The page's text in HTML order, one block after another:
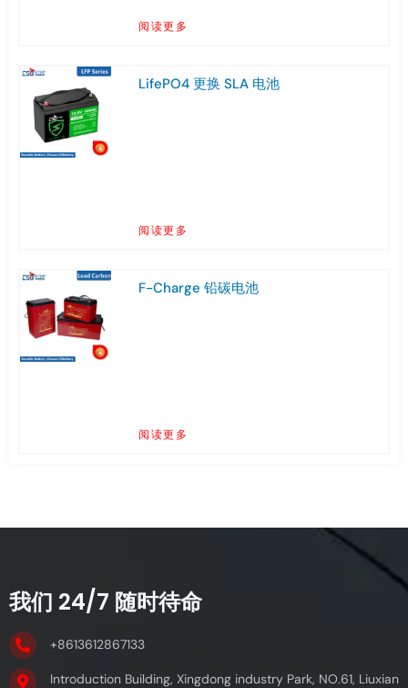
阅读更多
LifePO4 更换 SLA 电池
阅读更多
F-Charge 铅碳电池
阅读更多
我们 24/7 随时待命
+8613612867133
Introduction Building, Xingdong industry Park, NO.61, Liuxian